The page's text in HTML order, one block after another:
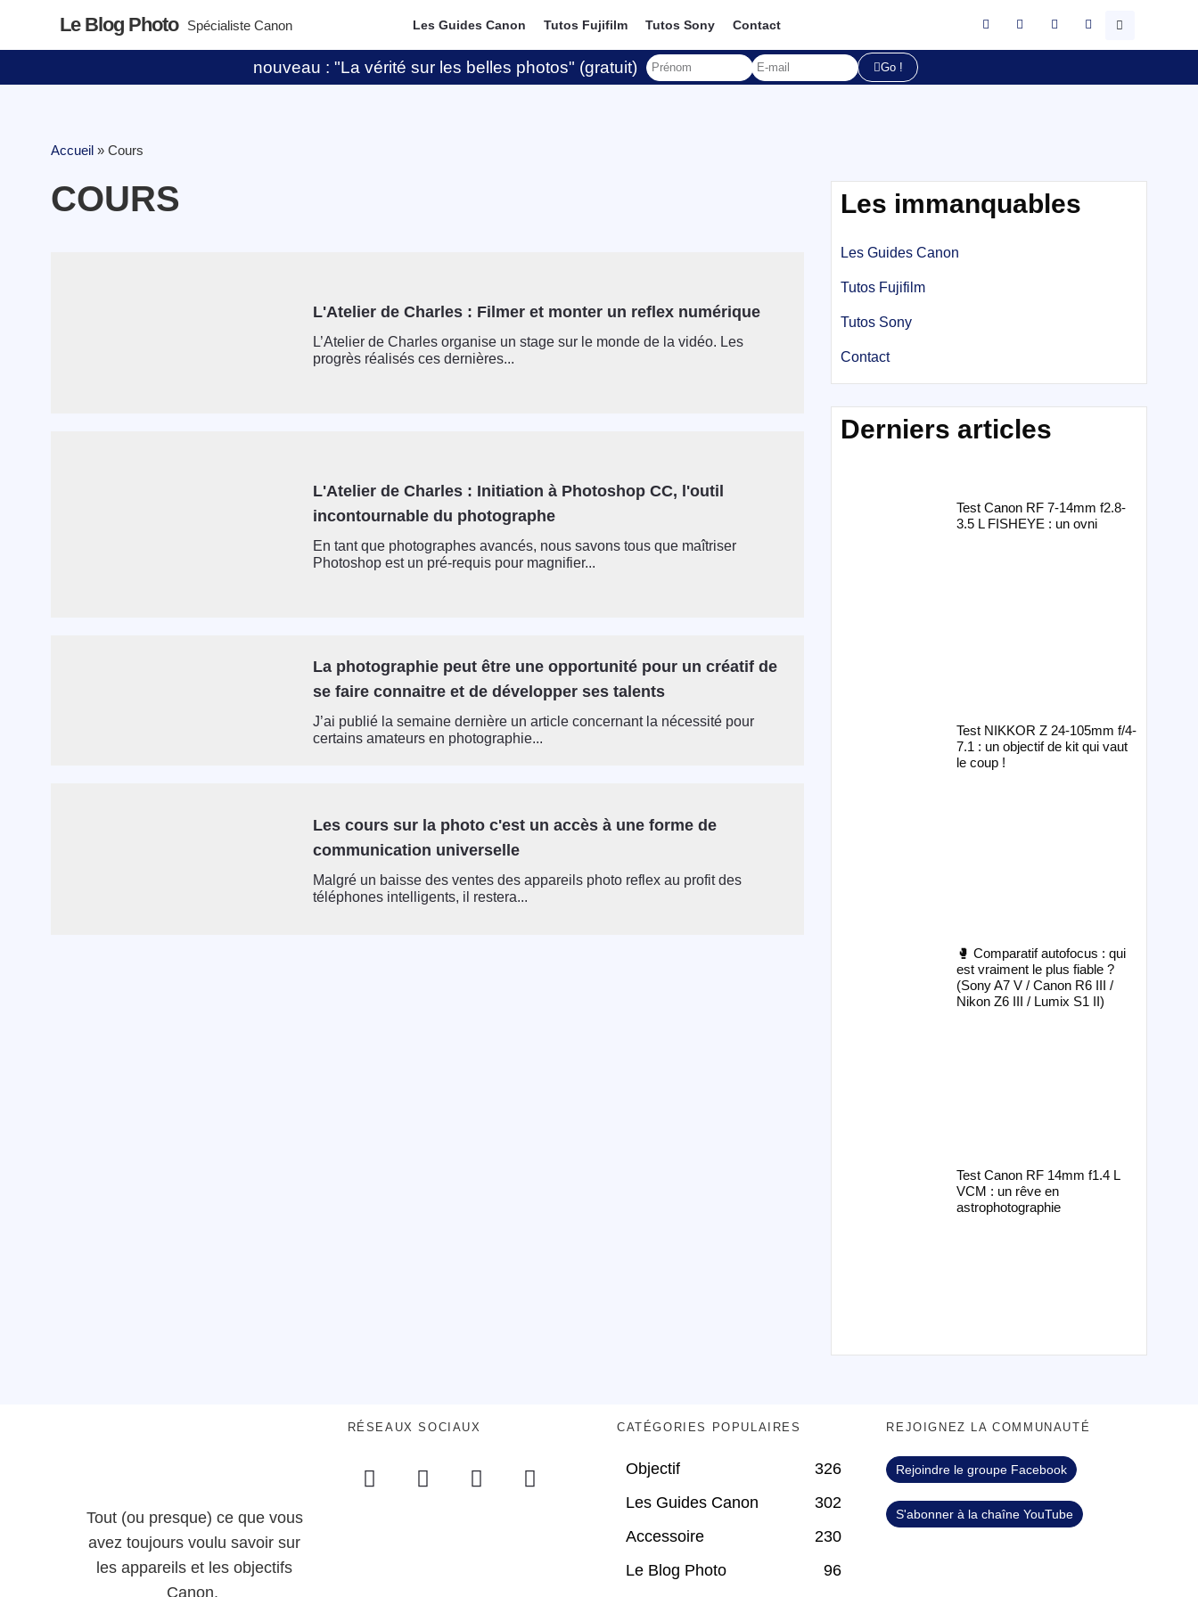
Le Blog Photo Spécialiste Canon Les Guides Canon Tutos Fujifilm Tutos Sony Contact
nouveau : "La vérité sur les belles photos" (gratuit) Go !
Accueil » Cours
COURS
L'Atelier de Charles : Filmer et monter un reflex numérique
L’Atelier de Charles organise un stage sur le monde de la vidéo. Les
progrès réalisés ces dernières...
L'Atelier de Charles : Initiation à Photoshop CC, l'outil
incontournable du photographe
En tant que photographes avancés, nous savons tous que maîtriser
Photoshop est un pré-requis pour magnifier...
La photographie peut être une opportunité pour un créatif de
se faire connaitre et de développer ses talents
J’ai publié la semaine dernière un article concernant la nécessité pour
certains amateurs en photographie...
Les cours sur la photo c'est un accès à une forme de
communication universelle
Malgré un baisse des ventes des appareils photo reflex au profit des
téléphones intelligents, il restera...
Les immanquables
Les Guides Canon
Tutos Fujifilm
Tutos Sony
Contact
Derniers articles
Test Canon RF 7-14mm f2.8-
3.5 L FISHEYE : un ovni
Test NIKKOR Z 24-105mm f/4-
7.1 : un objectif de kit qui vaut
le coup !
🥊 Comparatif autofocus : qui
est vraiment le plus fiable ?
(Sony A7 V / Canon R6 III /
Nikon Z6 III / Lumix S1 II)
Test Canon RF 14mm f1.4 L
VCM : un rêve en
astrophotographie
Tout (ou presque) ce que vous
avez toujours voulu savoir sur
les appareils et les objectifs
Canon.
RÉSEAUX SOCIAUX CATÉGORIES POPULAIRES
Objectif
326
Les Guides Canon
302
Accessoire
230
Le Blog Photo
96
REJOIGNEZ LA COMMUNAUTÉ
Rejoindre le groupe Facebook
S'abonner à la chaîne YouTube